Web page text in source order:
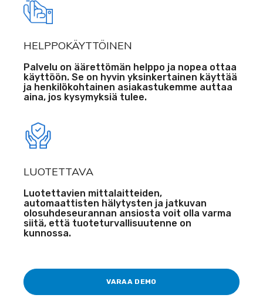
HELPPOKÄYTTÖINEN
Palvelu on äärettömän helppo ja nopea ottaa
käyttöön. Se on hyvin yksinkertainen käyttää
ja henkilökohtainen asiakastukemme auttaa
aina, jos kysymyksiä tulee.
LUOTETTAVA
Luotettavien mittalaitteiden,
automaattisten hälytysten ja jatkuvan
olosuhdeseurannan ansiosta voit olla varma
siitä, että tuoteturvallisuutenne on
kunnossa.
VARAA DEMO